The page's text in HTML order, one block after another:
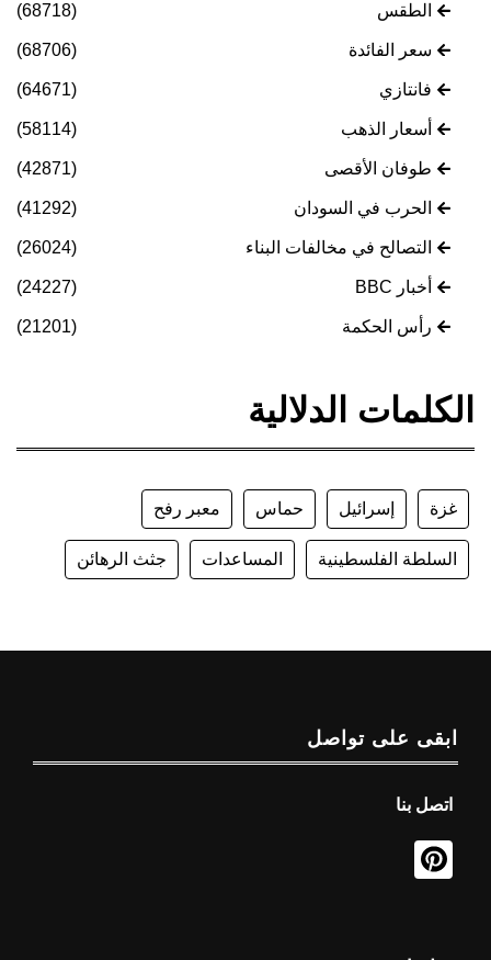
الطقس (68718)
سعر الفائدة (68706)
فانتازي (64671)
أسعار الذهب (58114)
طوفان الأقصى (42871)
الحرب في السودان (41292)
التصالح في مخالفات البناء (26024)
أخبار BBC (24227)
رأس الحكمة (21201)
الكلمات الدلالية
غزة إسرائيل حماس معبر رفح
السلطة الفلسطينية المساعدات جثث الرهائن
ابقى على تواصل
اتصل بنا